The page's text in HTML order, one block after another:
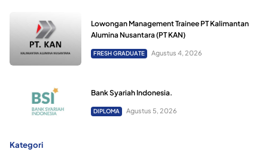
Lowongan Management Trainee PT Kalimantan
Alumina Nusantara (PT KAN)
FRESH GRADUATE Agustus 4, 2026
Bank Syariah Indonesia.
DIPLOMA Agustus 5, 2026
Kategori